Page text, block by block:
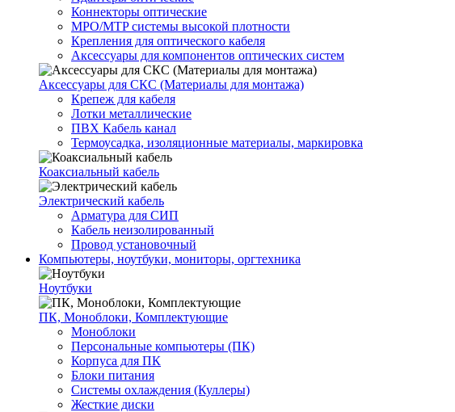
Коннекторы оптические
MPO/MTP системы высокой плотности
Крепления для оптического кабеля
Аксессуары для компонентов оптических систем
Аксессуары для СКС (Материалы для монтажа)
Крепеж для кабеля
Лотки металлические
ПВХ Кабель канал
Термоусадка, изоляционные материалы, маркировка
Коаксиальный кабель
Электрический кабель
Арматура для СИП
Кабель неизолированный
Провод установочный
Компьютеры, ноутбуки, мониторы, оргтехника
Ноутбуки
ПК, Моноблоки, Комплектующие
Моноблоки
Персональные компьютеры (ПК)
Корпуса для ПК
Блоки питания
Системы охлаждения (Куллеры)
Жесткие диски